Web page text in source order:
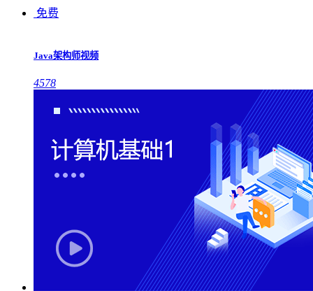
免费
Java架构师视频
4578